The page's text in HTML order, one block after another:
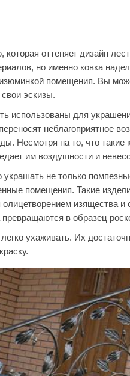
которая оттеняет дизайн
но именно ковка
помещения. Вы
эскизы.
использованы для
неблагоприятное
Несмотря на то, что
им воздушности и
не только
помещения. Такие
изящества и
в образец
ухаживать. Их